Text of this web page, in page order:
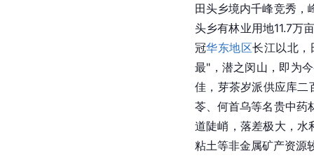
田头乡境内千峰竞秀，
头乡有林业用地11.7万
冠华东地区长江以北，
最"，潜之闵山，即为今
佳，芽茶岁派供应库二
苓、何首乌等名贵中药
道陡峭，落差极大，水
粘土等非金属矿产资源